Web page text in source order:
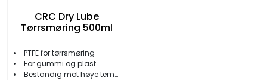
CRC Dry Lube
Tørrsmøring 500ml
PTFE for tørrsmøring
For gummi og plast
Bestandig mot høye temperaturer